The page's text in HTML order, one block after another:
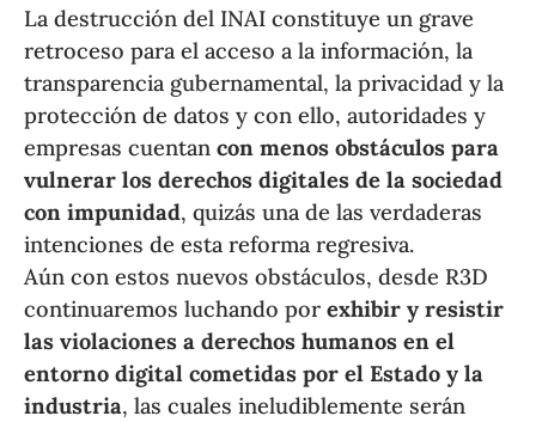
La destrucción del INAI constituye un grave
retroceso para el acceso a la información, la
transparencia gubernamental, la privacidad y la
protección de datos y con ello, autoridades y
empresas cuentancon menos obstáculos para
vulnerar los derechos digitales de la sociedad
con impunidad, quizás una de las verdaderas
intenciones de esta reforma regresiva.
Aún con estos nuevos obstáculos, desde R3D
continuaremos luchando porexhibir y resistir
las violaciones a derechos humanos en el
entorno digital cometidas por el Estado y la
industria, las cuales ineludiblemente serán